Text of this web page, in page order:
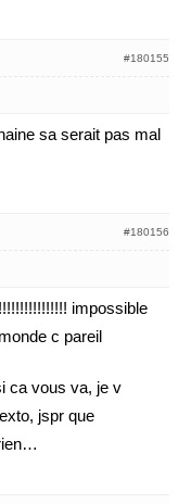
#180155
sa serait pas mal
#180156
impossible
c pareil
ca vous va, je v
jspr que